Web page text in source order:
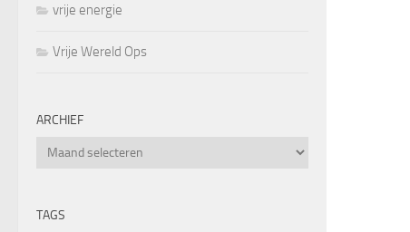
vrije energie
Vrije Wereld Ops
ARCHIEF
Archief
TAGS